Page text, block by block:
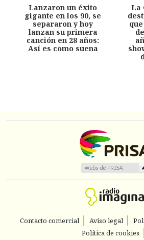
Lanzaron un éxito
gigante en los 90, se
separaron y hoy
lanzan su primera
canción en 28 años:
Así es como suena
La
Contacto comercial Aviso legal
Política de cookies